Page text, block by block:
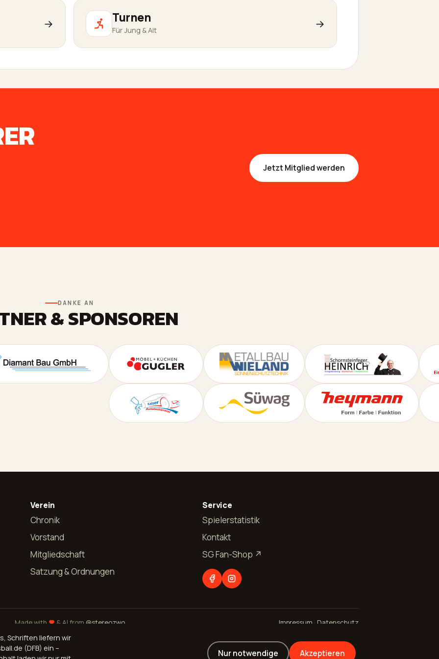
→ Turnen
Für Jung & Alt →
Jetzt Mitglied werden
DANKE AN
& SPONSOREN
Verein
Chronik
Vorstand
Mitgliedschaft
Satzung & Ordnungen
Service
Spielerstatistik
Kontakt
SG Fan-Shop ↗
Made with & AI from @stereozwo Impressum · Datenschutz
Schriften liefern wir
(DFB) ein –
Nur notwendige Akzeptieren